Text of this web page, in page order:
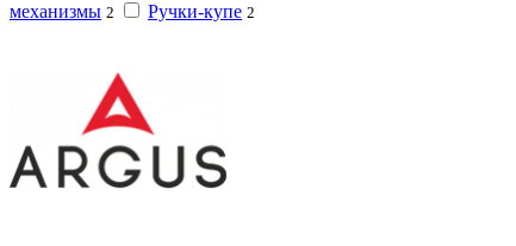
механизмы 2 Ручки-купе 2